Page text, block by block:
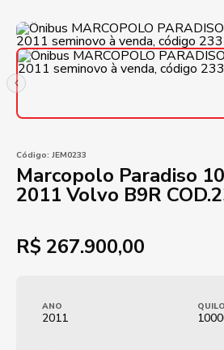
Código: JEM0233
Marcopolo Paradiso
2011 Volvo B9R
R$ 267.900,00
ANO
2011